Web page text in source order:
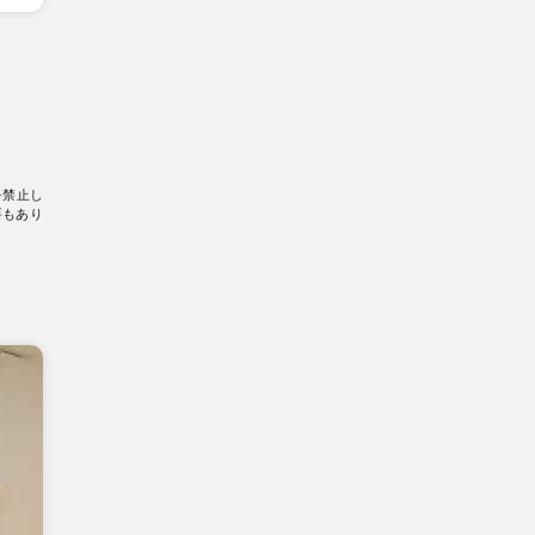
止し
あり